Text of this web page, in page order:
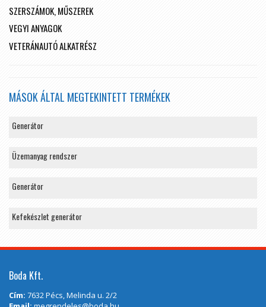
SZERSZÁMOK, MŰSZEREK
VEGYI ANYAGOK
VETERÁNAUTÓ ALKATRÉSZ
MÁSOK ÁLTAL MEGTEKINTETT TERMÉKEK
Generátor
Üzemanyag rendszer
Generátor
Kefekészlet generátor
Boda Kft.
Cím: 7632 Pécs, Melinda u. 2/2